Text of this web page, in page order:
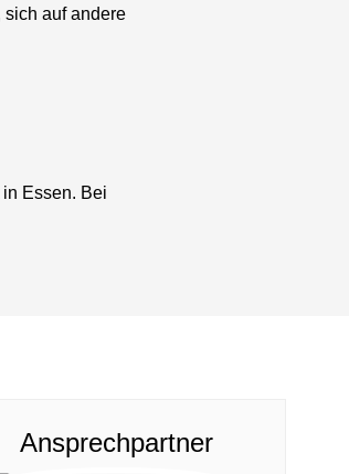
auf andere
Essen. Bei
Ansprechpartner